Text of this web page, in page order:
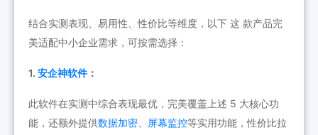
结合实测表现、易用性、性价比等维度，以下 这 款产品完
美适配中小企业需求，可按需选择：
1. 安企神软件：
此软件在实测中综合表现最优，完美覆盖上述 5 大核心功
能，还额外提供数据加密 屏幕监控等实用功能，性价比拉